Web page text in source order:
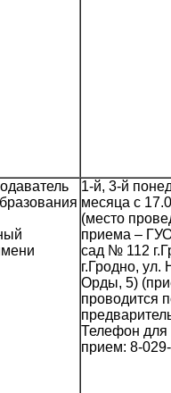
1-й, 3-й
месяца с
(место
приема –
сад № 112
г.Гродно, ул.
Орды, 5)
проводится
Телефон для
прием: 8-